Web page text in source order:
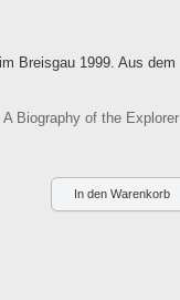
Breisgau 1999. Aus dem
Biography of the Explorer